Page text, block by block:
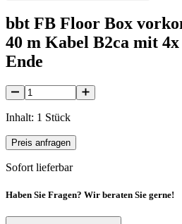
bbt FB Floor Box
40 m Kabel B2ca mit
Ende
Inhalt: 1 Stück
Preis anfragen
Sofort lieferbar
Haben Sie Fragen? Wir beraten Sie gerne!